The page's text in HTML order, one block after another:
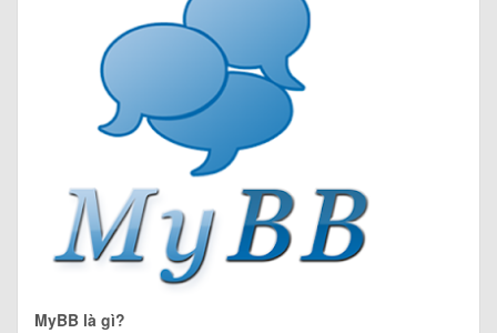
MyBB là gì?